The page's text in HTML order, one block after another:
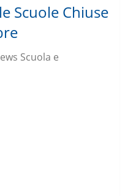
Scuole Chiuse
Scuola e